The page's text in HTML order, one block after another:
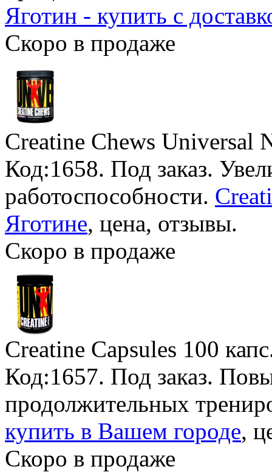
Яготин - купить с
Скоро в продаже
Creatine Chews Universal
Код:1658. Под заказ.
работоспособности.
Яготине, цена, отзывы.
Скоро в продаже
Creatine Capsules 100
Код:1657. Под заказ.
продолжительных
купить в Вашем городе,
Скоро в продаже